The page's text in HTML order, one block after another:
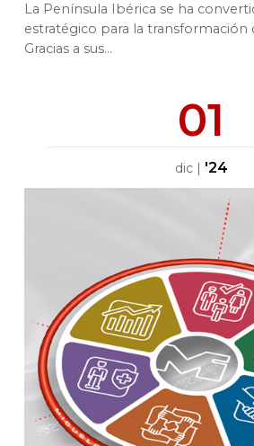
La Península Ibérica se ha
estratégico para la transformación
Gracias a sus...
01
dic| '24